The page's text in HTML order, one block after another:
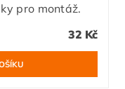
pro montáž.
32 Kč